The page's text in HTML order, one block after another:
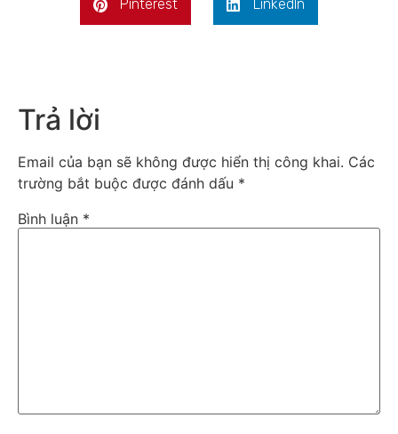
Pinterest LinkedIn
Trả lời
Email của bạn sẽ không được hiển thị công khai. Các
trường bắt buộc được đánh dấu *
Bình luận *